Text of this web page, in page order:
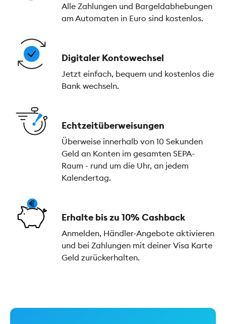
Alle Zahlungen und Bargeldabhebungen
am Automaten in Euro sind kostenlos.
Digitaler Kontowechsel
Jetzt einfach, bequem und kostenlos die
Bank wechseln.
Echtzeitüberweisungen
Überweise innerhalb von 10 Sekunden
Geld an Konten im gesamten SEPA-
Raum - rund um die Uhr, an jedem
Kalendertag.
Erhalte bis zu 10% Cashback
Anmelden, Händler-Angebote aktivieren
und bei Zahlungen mit deiner Visa Karte
Geld zurückerhalten.